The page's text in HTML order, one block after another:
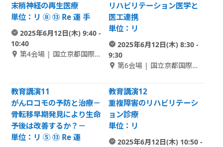
末梢神経の再生医療
単位：リ ⑧ ⑬ Re 運 手
2025年6月12日(木) 9:40 -
10:40
第4会場 | 国立京都国際会
リハビリテーション医学と
医工連携
単位：リ
2025年6月12日(木) 8:30 -
9:30
第6会場 | 国立京都国際会
教育講演11
がんロコモの予防と治療－
骨転移早期発見により生命
予後は改善するか？－
単位：リ ⑤ ⑬ Re 運
教育講演12
重複障害のリハビリテーシ
ョン診療
単位：リ
2025年6月12日(木) 10:50 -